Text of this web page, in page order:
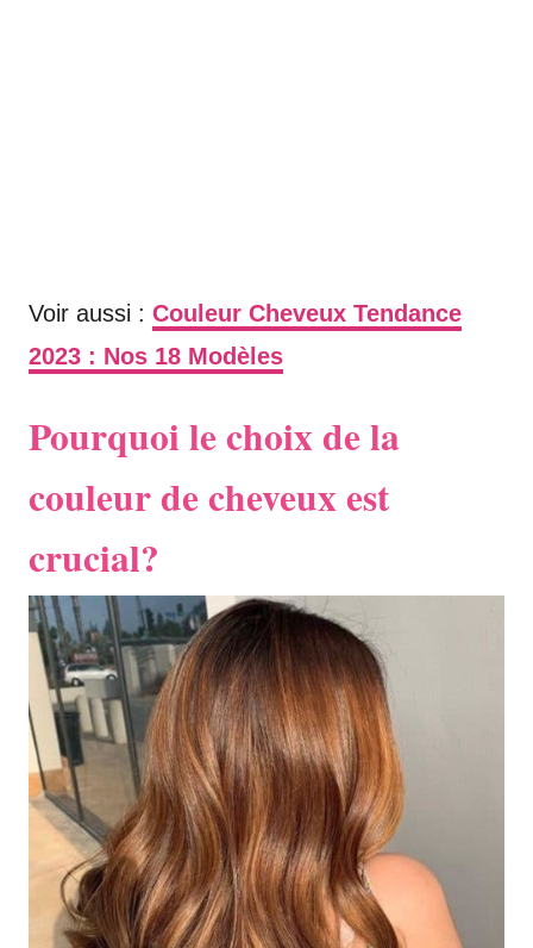
Voir aussi : Couleur Cheveux Tendance
2023 : Nos 18 Modèles
Pourquoi le choix de la
couleur de cheveux est
crucial?